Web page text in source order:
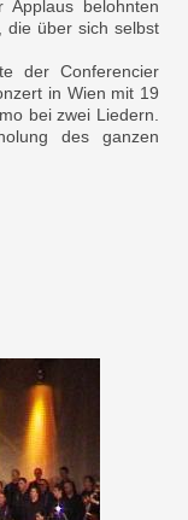
Applaus belohnten
die über sich selbst
der Conferencier
in Wien mit 19
bei zwei Liedern.
des ganzen